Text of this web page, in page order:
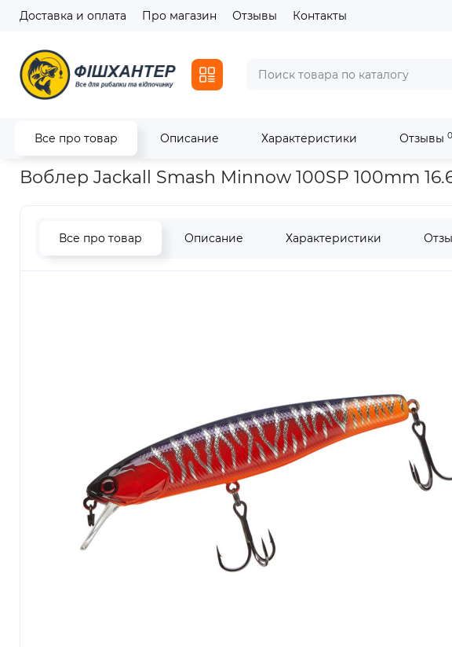
Доставка и оплата Про магазин Отзывы Контакты
Все про товар Описание Характеристики Отзывы 0
Главная Приманки Воблеры Воблер Jackall Smash Minnow 100SP 100mm
Воблер Jackall Smash Minnow 100SP 100mm
Все про товар Описание Характеристики